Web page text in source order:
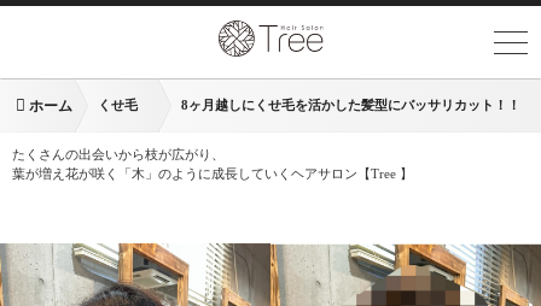
ホーム くせ毛 8ヶ月越しにくせ毛を活かした髪型にバッサリカット！！
たくさんの出会いから枝が広がり、
葉が増え花が咲く「木」のように成長していくヘアサロン【Tree 】